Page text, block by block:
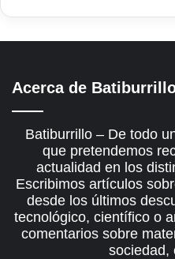
Acerca de
Batiburrillo – De todo
que pretendemos
actualidad en los
Escribimos artículos
desde los últimos
tecnológico, científico o
comentarios sobre
sociedad,